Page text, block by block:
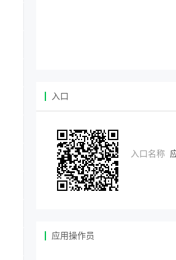
入口
入口名称
应用操作员